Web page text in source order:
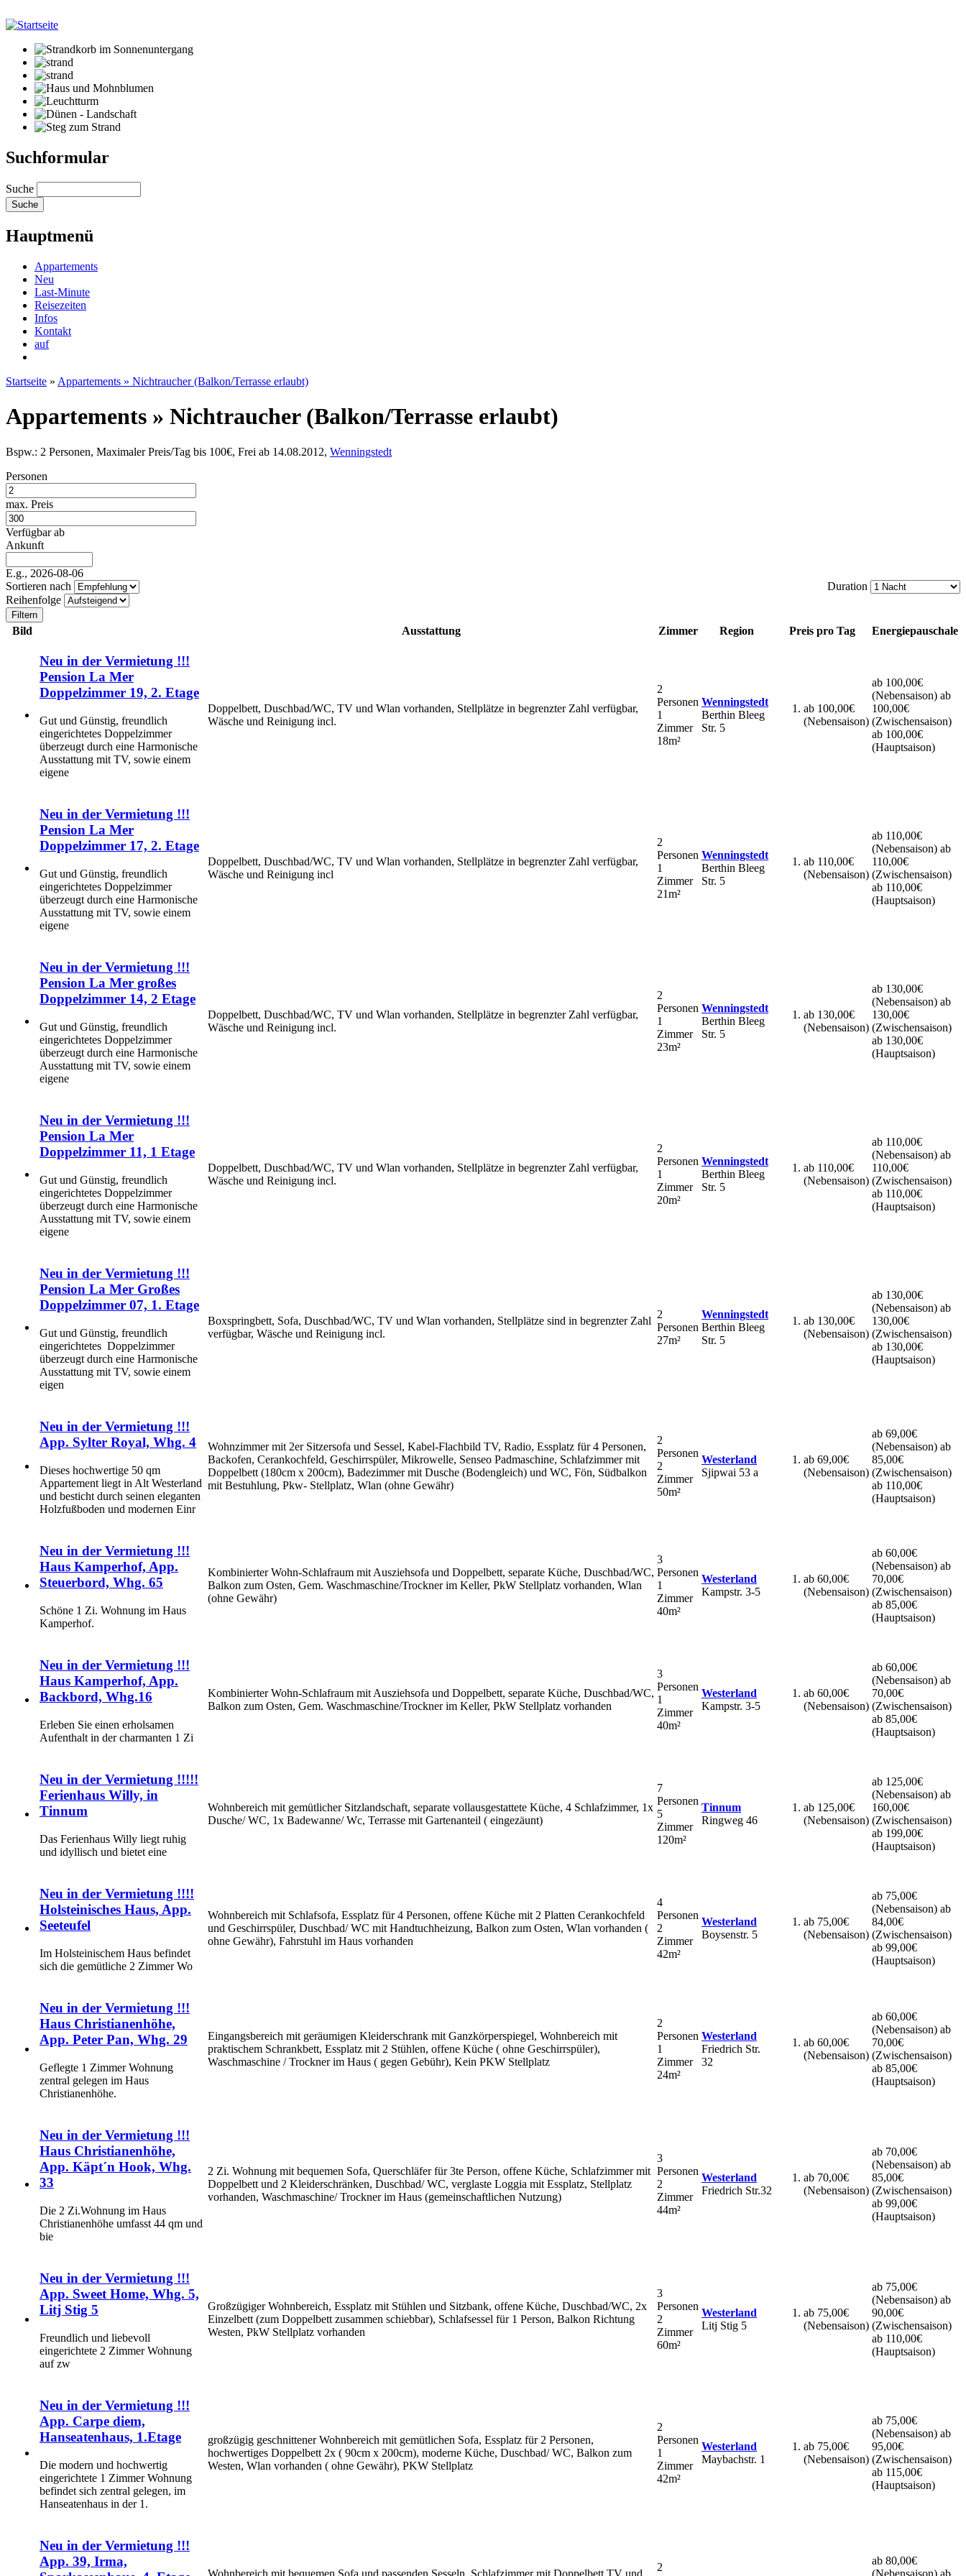
Suchformular
Suche
Hauptmenü
Appartements
Neu
Last-Minute
Reisezeiten
Infos
Kontakt
auf
Startseite » Appartements » Nichtraucher (Balkon/Terrasse erlaubt)
Appartements » Nichtraucher (Balkon/Terrasse erlaubt)
Bspw.: 2 Personen, Maximaler Preis/Tag bis 100€, Frei ab 14.08.2012, Wenningstedt
Personen
max. Preis
Verfügbar ab
Ankunft
E.g., 2026-08-06
Duration
Sortieren nach
Reihenfolge
Bild Ausstattung Zimmer Region Preis pro Tag Energiepauschale
Neu in der Vermietung !!!
Pension La Mer
Doppelzimmer 19, 2. Etage
Gut und Günstig, freundlich
eingerichtetes Doppelzimmer
überzeugt durch eine Harmonische
Ausstattung mit TV, sowie einem
eigene
Doppelbett, Duschbad/WC, TV und Wlan vorhanden, Stellplätze in begrenzter Zahl verfügbar,
Wäsche und Reinigung incl.
2
Personen
1
Zimmer
18m²
Wenningstedt
Berthin Bleeg
Str. 5
ab 100,00€
(Nebensaison)
ab 100,00€
(Nebensaison) ab
100,00€
(Zwischensaison)
ab 100,00€
(Hauptsaison)
Neu in der Vermietung !!!
Pension La Mer
Doppelzimmer 17, 2. Etage
Gut und Günstig, freundlich
eingerichtetes Doppelzimmer
überzeugt durch eine Harmonische
Ausstattung mit TV, sowie einem
eigene
Doppelbett, Duschbad/WC, TV und Wlan vorhanden, Stellplätze in begrenzter Zahl verfügbar,
Wäsche und Reinigung incl
2
Personen
1
Zimmer
21m²
Wenningstedt
Berthin Bleeg
Str. 5
ab 110,00€
(Nebensaison)
ab 110,00€
(Nebensaison) ab
110,00€
(Zwischensaison)
ab 110,00€
(Hauptsaison)
Neu in der Vermietung !!!
Pension La Mer großes
Doppelzimmer 14, 2 Etage
Gut und Günstig, freundlich
eingerichtetes Doppelzimmer
überzeugt durch eine Harmonische
Ausstattung mit TV, sowie einem
eigene
Doppelbett, Duschbad/WC, TV und Wlan vorhanden, Stellplätze in begrenzter Zahl verfügbar,
Wäsche und Reinigung incl.
2
Personen
1
Zimmer
23m²
Wenningstedt
Berthin Bleeg
Str. 5
ab 130,00€
(Nebensaison)
ab 130,00€
(Nebensaison) ab
130,00€
(Zwischensaison)
ab 130,00€
(Hauptsaison)
Neu in der Vermietung !!!
Pension La Mer
Doppelzimmer 11, 1 Etage
Gut und Günstig, freundlich
eingerichtetes Doppelzimmer
überzeugt durch eine Harmonische
Ausstattung mit TV, sowie einem
eigene
Doppelbett, Duschbad/WC, TV und Wlan vorhanden, Stellplätze in begrenzter Zahl verfügbar,
Wäsche und Reinigung incl.
2
Personen
1
Zimmer
20m²
Wenningstedt
Berthin Bleeg
Str. 5
ab 110,00€
(Nebensaison)
ab 110,00€
(Nebensaison) ab
110,00€
(Zwischensaison)
ab 110,00€
(Hauptsaison)
Neu in der Vermietung !!!
Pension La Mer Großes
Doppelzimmer 07, 1. Etage
Gut und Günstig, freundlich
eingerichtetes Doppelzimmer
überzeugt durch eine Harmonische
Ausstattung mit TV, sowie einem
eigen
Boxspringbett, Sofa, Duschbad/WC, TV und Wlan vorhanden, Stellplätze sind in begrenzter Zahl
verfügbar, Wäsche und Reinigung incl.
2
Personen
27m²
Wenningstedt
Berthin Bleeg
Str. 5
ab 130,00€
(Nebensaison)
ab 130,00€
(Nebensaison) ab
130,00€
(Zwischensaison)
ab 130,00€
(Hauptsaison)
Neu in der Vermietung !!!
App. Sylter Royal, Whg. 4
Dieses hochwertige 50 qm
Appartement liegt in Alt Westerland
und besticht durch seinen eleganten
Holzfußboden und modernen Einr
Wohnzimmer mit 2er Sitzersofa und Sessel, Kabel-Flachbild TV, Radio, Essplatz für 4 Personen,
Backofen, Cerankochfeld, Geschirrspüler, Mikrowelle, Senseo Padmaschine, Schlafzimmer mit
Doppelbett (180cm x 200cm), Badezimmer mit Dusche (Bodengleich) und WC, Fön, Südbalkon
mit Bestuhlung, Pkw- Stellplatz, Wlan (ohne Gewähr)
2
Personen
2
Zimmer
50m²
Westerland
Sjipwai 53 a
ab 69,00€
(Nebensaison)
ab 69,00€
(Nebensaison) ab
85,00€
(Zwischensaison)
ab 110,00€
(Hauptsaison)
Neu in der Vermietung !!!
Haus Kamperhof, App.
Steuerbord, Whg. 65
Schöne 1 Zi. Wohnung im Haus
Kamperhof.
Kombinierter Wohn-Schlafraum mit Ausziehsofa und Doppelbett, separate Küche, Duschbad/WC,
Balkon zum Osten, Gem. Waschmaschine/Trockner im Keller, PkW Stellplatz vorhanden, Wlan
(ohne Gewähr)
3
Personen
1
Zimmer
40m²
Westerland
Kampstr. 3-5
ab 60,00€
(Nebensaison)
ab 60,00€
(Nebensaison) ab
70,00€
(Zwischensaison)
ab 85,00€
(Hauptsaison)
Neu in der Vermietung !!!
Haus Kamperhof, App.
Backbord, Whg.16
Erleben Sie einen erholsamen
Aufenthalt in der charmanten 1 Zi
Kombinierter Wohn-Schlafraum mit Ausziehsofa und Doppelbett, separate Küche, Duschbad/WC,
Balkon zum Osten, Gem. Waschmaschine/Trockner im Keller, PkW Stellplatz vorhanden
3
Personen
1
Zimmer
40m²
Westerland
Kampstr. 3-5
ab 60,00€
(Nebensaison)
ab 60,00€
(Nebensaison) ab
70,00€
(Zwischensaison)
ab 85,00€
(Hauptsaison)
Neu in der Vermietung !!!!!
Ferienhaus Willy, in
Tinnum
Das Ferienhaus Willy liegt ruhig
und idyllisch und bietet eine
Wohnbereich mit gemütlicher Sitzlandschaft, separate vollausgestattete Küche, 4 Schlafzimmer, 1x
Dusche/ WC, 1x Badewanne/ Wc, Terrasse mit Gartenanteil ( eingezäunt)
7
Personen
5
Zimmer
120m²
Tinnum
Ringweg 46
ab 125,00€
(Nebensaison)
ab 125,00€
(Nebensaison) ab
160,00€
(Zwischensaison)
ab 199,00€
(Hauptsaison)
Neu in der Vermietung !!!!
Holsteinisches Haus, App.
Seeteufel
Im Holsteinischem Haus befindet
sich die gemütliche 2 Zimmer Wo
Wohnbereich mit Schlafsofa, Essplatz für 4 Personen, offene Küche mit 2 Platten Cerankochfeld
und Geschirrspüler, Duschbad/ WC mit Handtuchheizung, Balkon zum Osten, Wlan vorhanden (
ohne Gewähr), Fahrstuhl im Haus vorhanden
4
Personen
2
Zimmer
42m²
Westerland
Boysenstr. 5
ab 75,00€
(Nebensaison)
ab 75,00€
(Nebensaison) ab
84,00€
(Zwischensaison)
ab 99,00€
(Hauptsaison)
Neu in der Vermietung !!!
Haus Christianenhöhe,
App. Peter Pan, Whg. 29
Geflegte 1 Zimmer Wohnung
zentral gelegen im Haus
Christianenhöhe.
Eingangsbereich mit geräumigen Kleiderschrank mit Ganzkörperspiegel, Wohnbereich mit
praktischem Schrankbett, Essplatz mit 2 Stühlen, offene Küche ( ohne Geschirrspüler),
Waschmaschine / Trockner im Haus ( gegen Gebühr), Kein PKW Stellplatz
2
Personen
1
Zimmer
24m²
Westerland
Friedrich Str.
32
ab 60,00€
(Nebensaison)
ab 60,00€
(Nebensaison) ab
70,00€
(Zwischensaison)
ab 85,00€
(Hauptsaison)
Neu in der Vermietung !!!
Haus Christianenhöhe,
App. Käpt´n Hook, Whg.
33
Die 2 Zi.Wohnung im Haus
Christianenhöhe umfasst 44 qm und
bie
2 Zi. Wohnung mit bequemen Sofa, Querschläfer für 3te Person, offene Küche, Schlafzimmer mit
Doppelbett und 2 Kleiderschränken, Duschbad/ WC, verglaste Loggia mit Essplatz, Stellplatz
vorhanden, Waschmaschine/ Trockner im Haus (gemeinschaftlichen Nutzung)
3
Personen
2
Zimmer
44m²
Westerland
Friedrich Str.32
ab 70,00€
(Nebensaison)
ab 70,00€
(Nebensaison) ab
85,00€
(Zwischensaison)
ab 99,00€
(Hauptsaison)
Neu in der Vermietung !!!
App. Sweet Home, Whg. 5,
Litj Stig 5
Freundlich und liebevoll
eingerichtete 2 Zimmer Wohnung
auf zw
Großzügiger Wohnbereich, Essplatz mit Stühlen und Sitzbank, offene Küche, Duschbad/WC, 2x
Einzelbett (zum Doppelbett zusammen schiebbar), Schlafsessel für 1 Person, Balkon Richtung
Westen, PkW Stellplatz vorhanden
3
Personen
2
Zimmer
60m²
Westerland
Litj Stig 5
ab 75,00€
(Nebensaison)
ab 75,00€
(Nebensaison) ab
90,00€
(Zwischensaison)
ab 110,00€
(Hauptsaison)
Neu in der Vermietung !!!
App. Carpe diem,
Hanseatenhaus, 1.Etage
Die modern und hochwertig
eingerichtete 1 Zimmer Wohnung
befindet sich zentral gelegen, im
Hanseatenhaus in der 1.
großzügig geschnittener Wohnbereich mit gemütlichen Sofa, Essplatz für 2 Personen,
hochwertiges Doppelbett 2x ( 90cm x 200cm), moderne Küche, Duschbad/ WC, Balkon zum
Westen, Wlan vorhanden ( ohne Gewähr), PKW Stellplatz
2
Personen
1
Zimmer
42m²
Westerland
Maybachstr. 1
ab 75,00€
(Nebensaison)
ab 75,00€
(Nebensaison) ab
95,00€
(Zwischensaison)
ab 115,00€
(Hauptsaison)
Neu in der Vermietung !!!
App. 39, Irma,
Wohnbereich mit bequemen Sofa und passenden Sesseln, Schlafzimmer mit Doppelbett TV und
2
ab 80,00€
(Nebensaison) ab